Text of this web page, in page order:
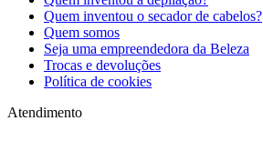
Quem inventou o secador de cabelos?
Quem somos
Seja uma empreendedora da Beleza
Trocas e devoluções
Política de cookies
Atendimento